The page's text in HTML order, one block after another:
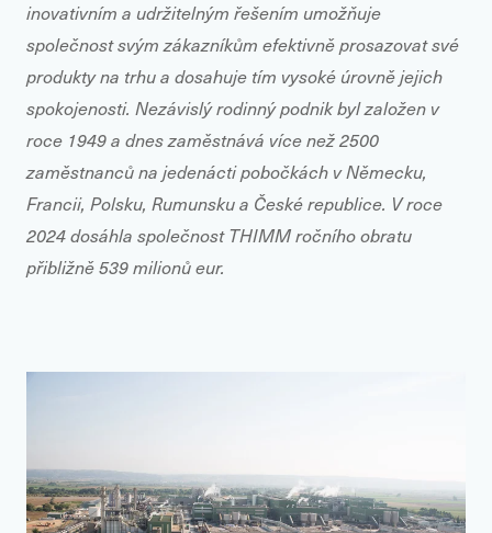
inovativním a udržitelným řešením umožňuje
společnost svým zákazníkům efektivně prosazovat své
produkty na trhu a dosahuje tím vysoké úrovně jejich
spokojenosti. Nezávislý rodinný podnik byl založen v
roce 1949 a dnes zaměstnává více než 2500
zaměstnanců na jedenácti pobočkách v Německu,
Francii, Polsku, Rumunsku a České republice. V roce
2024 dosáhla společnost THIMM ročního obratu
přibližně 539 milionů eur.